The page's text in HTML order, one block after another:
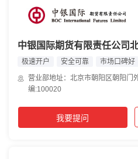
中银国际期货有限责任公司
极速开户 安全可靠
市场口碑好
营业部地址：北京市朝阳区朝阳
编:100020
我要提问